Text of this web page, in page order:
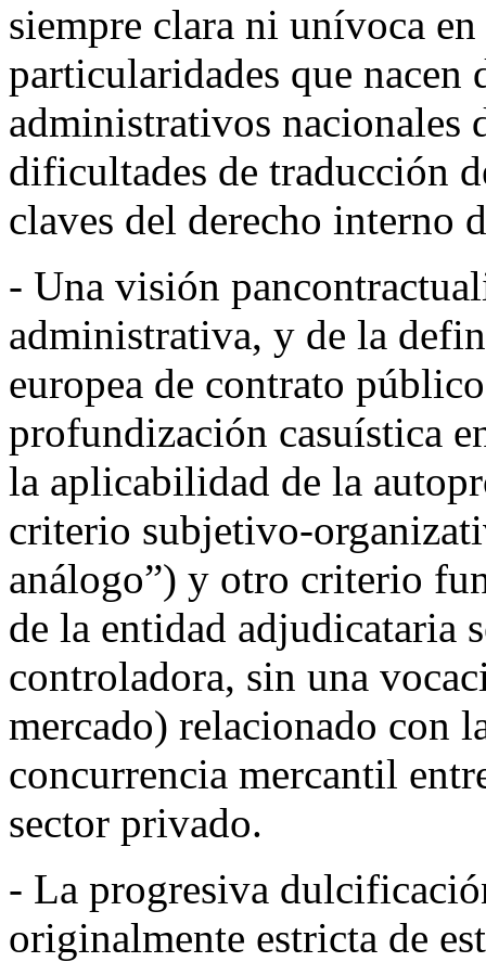
siempre clara ni unívoca en
particularidades que nacen
administrativos nacionales
dificultades de traducción
claves del derecho interno
- Una visión
administrativa, y de la
europea de contrato
profundización casuística
la aplicabilidad de la
criterio subjetivo-
análogo”) y otro criterio
de la entidad adjudicataria
controladora, sin una
mercado) relacionado con
concurrencia mercantil
sector privado.
- La progresiva
originalmente estricta de